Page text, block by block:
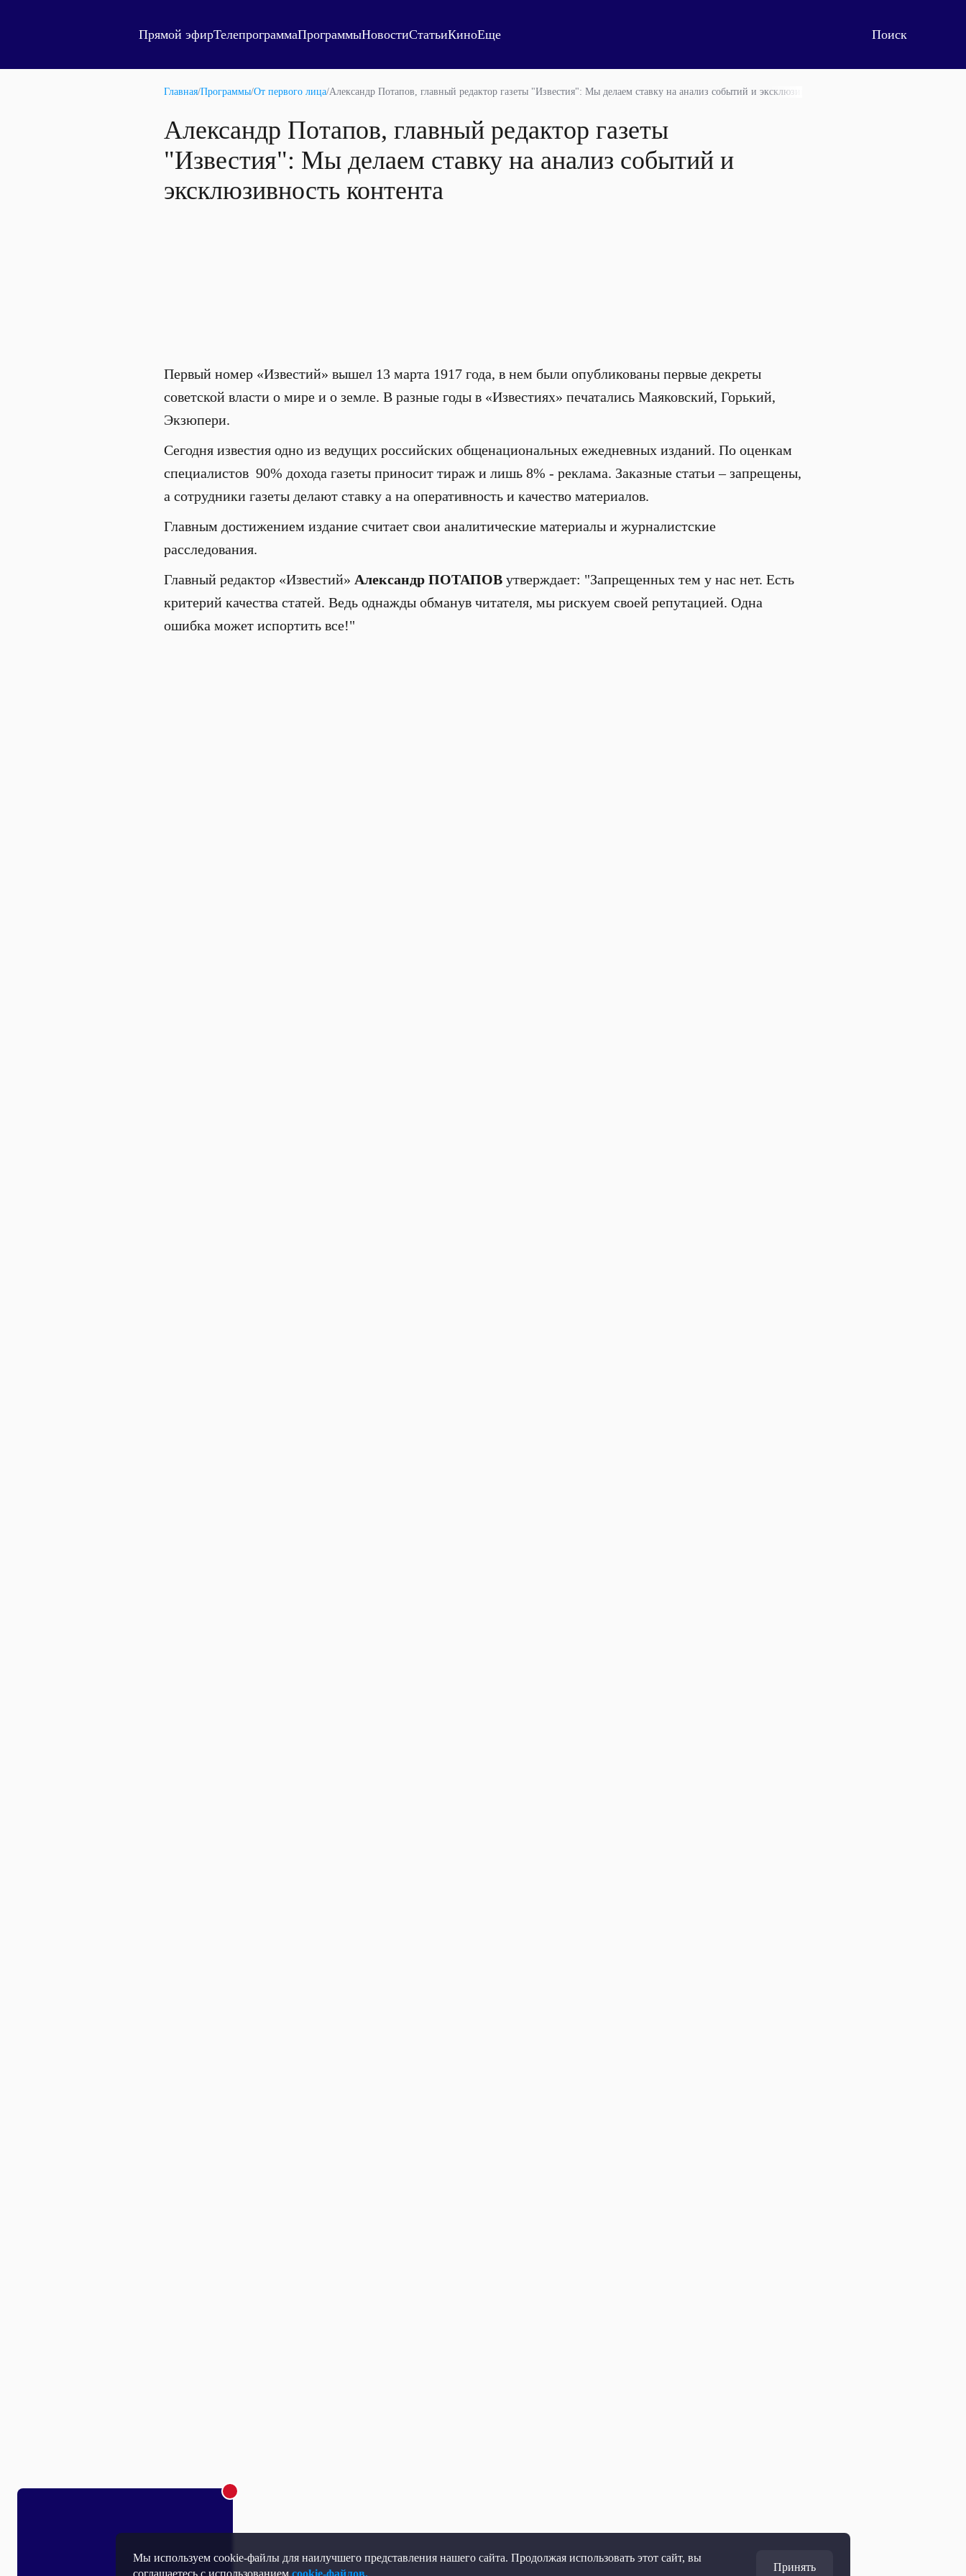
Мы используем cookie-файлы для наилучшего представления нашего сайта. Продолжая использовать этот сайт, вы
соглашаетесь с использованиемcookie-файлов.
Принять
Прямой эфирТелепрограммаПрограммыНовостиСтатьиКиноЕще
Главная/Программы/От первого лица/Александр Потапов, главный редактор газеты "Известия": Мы делаем ставку на анализ событий и эксклюзивность контента
Александр Потапов, главный редактор газеты
"Известия": Мы делаем ставку на анализ событий и
эксклюзивность контента
Первый номер «Известий» вышел 13 марта 1917 года, в нем были опубликованы первые декреты
советской власти о мире и о земле. В разные годы в «Известиях» печатались Маяковский, Горький,
Экзюпери.
Сегодня известия одно из ведущих российских общенациональных ежедневных изданий. По оценкам
специалистов 90% дохода газеты приносит тираж и лишь 8% - реклама. Заказные статьи – запрещены,
а сотрудники газеты делают ставку а на оперативность и качество материалов.
Главным достижением издание считает свои аналитические материалы и журналистские
расследования.
Главный редактор «Известий» Александр ПОТАПОВ утверждает: "Запрещенных тем у нас нет. Есть
критерий качества статей. Ведь однажды обманув читателя, мы рискуем своей репутацией. Одна
ошибка может испортить все!"